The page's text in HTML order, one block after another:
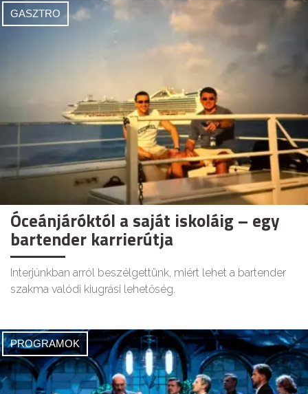
GASZTRO
Óceánjáróktól a saját iskoláig – egy
bartender karrierútja
Interjúnkban arról beszélgettünk, miért lehet a bartender
szakma valódi kiugrási lehetőség.
PROGRAMOK